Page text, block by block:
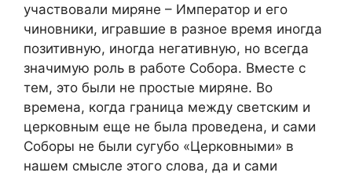
участвовали миряне – Император и его
чиновники, игравшие в разное время иногда
позитивную, иногда негативную, но всегда
значимую роль в работе Собора. Вместе с
тем, это были не простые миряне. Во
времена, когда граница между светским и
церковным еще не была проведена, и сами
Соборы не были сугубо «Церковными» в
нашем смысле этого слова, да и сами